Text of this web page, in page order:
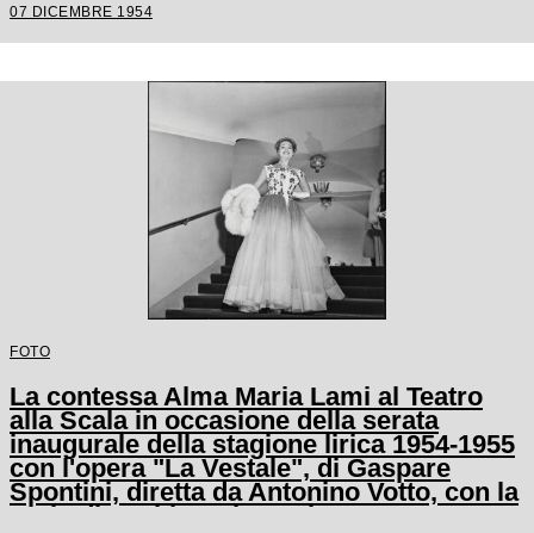
07 DICEMBRE 1954
FOTO
La contessa Alma Maria Lami al Teatro
alla Scala in occasione della serata
inaugurale della stagione lirica 1954-1955
con l'opera "La Vestale", di Gaspare
Spontini, diretta da Antonino Votto, con la
regia di Luchino Visconti